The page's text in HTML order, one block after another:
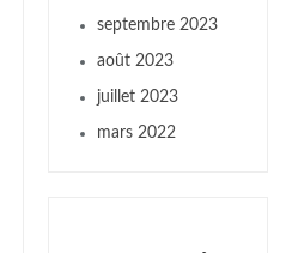
septembre 2023
août 2023
juillet 2023
mars 2022